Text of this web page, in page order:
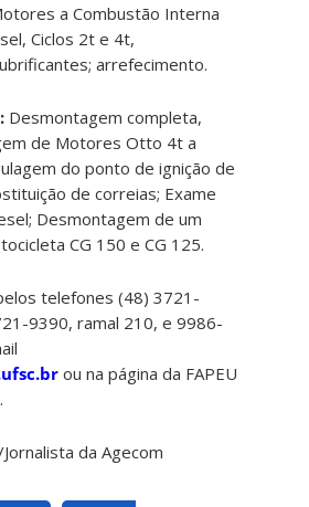
a Combustão Interna
Ciclos 2t e 4t,
arrefecimento.
Desmontagem completa,
de Motores Otto 4t a
do ponto de ignição de
de correias; Exame
Desmontagem de um
CG 150 e CG 125.
telefones (48) 3721-
9390, ramal 210, e 9986-
ou na página da FAPEU
da Agecom